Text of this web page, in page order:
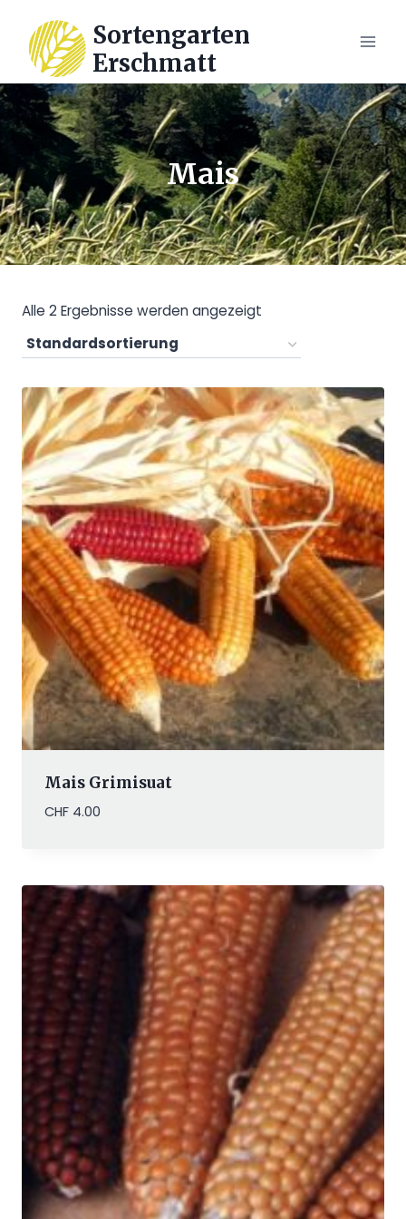
Inhalt
springen
Sortengarten
Erschmatt
Mais
Alle 2 Ergebnisse werden angezeigt
Mais Grimisuat
CHF4.00